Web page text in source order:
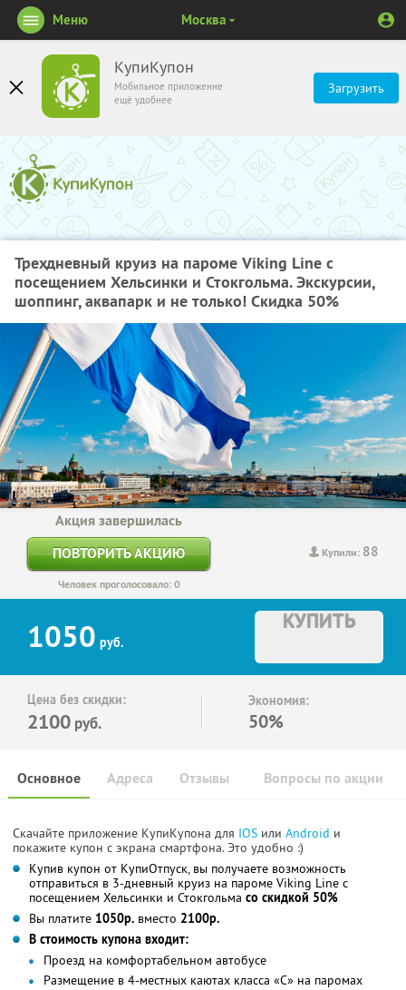
КупиКупон
Мобильное приложение
ещё удобнее
Загрузить
Меню Москва
Трехдневный круиз на пароме Viking Line с
посещением Хельсинки и Стокгольма. Экскурсии,
шоппинг, аквапарк и не только! Скидка 50%
Купили: 88
Акция завершилась
ПОВТОРИТЬ АКЦИЮ
Человек проголосовало: 0
1050 руб.
КУПИТЬ
Цена без скидки:
2100 руб.
Экономия:
50%
Основное Отзывы Вопросы по акции
Адреса
Скачайте приложение КупиКупона для IOS или Android и
покажите купон с экрана смартфона. Это удобно :)
Купив купон от КупиОтпуск, вы получаете возможность
отправиться в 3-дневный круиз на пароме Viking Line с
посещением Хельсинки и Стокгольма со скидкой 50%
Вы платите 1050р. вместо 2100р.
В стоимость купона входит:
Проезд на комфортабельном автобусе
Размещение в 4-местных каютах класса «С» на паромах